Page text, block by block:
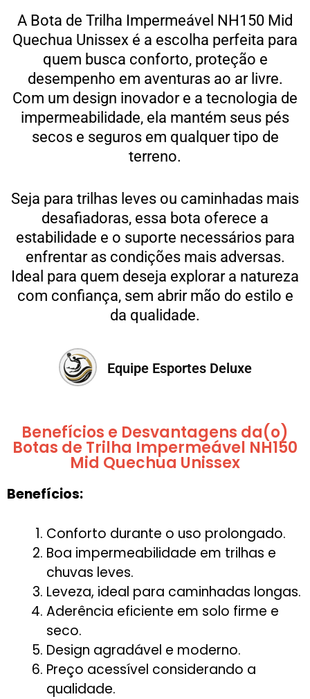
A Bota de Trilha Impermeável NH150 Mid
Quechua Unissex é a escolha perfeita para
quem busca conforto, proteção e
desempenho em aventuras ao ar livre.
Com um design inovador e a tecnologia de
impermeabilidade, ela mantém seus pés
secos e seguros em qualquer tipo de
terreno.
Seja para trilhas leves ou caminhadas mais
desafiadoras, essa bota oferece a
estabilidade e o suporte necessários para
enfrentar as condições mais adversas.
Ideal para quem deseja explorar a natureza
com confiança, sem abrir mão do estilo e
da qualidade.
Equipe Esportes Deluxe
Benefícios e Desvantagens da(o)
Botas de Trilha Impermeável NH150
Mid Quechua Unissex
Benefícios:
Conforto durante o uso prolongado.
Boa impermeabilidade em trilhas e
chuvas leves.
Leveza, ideal para caminhadas longas.
Aderência eficiente em solo firme e
seco.
Design agradável e moderno.
Preço acessível considerando a
qualidade.